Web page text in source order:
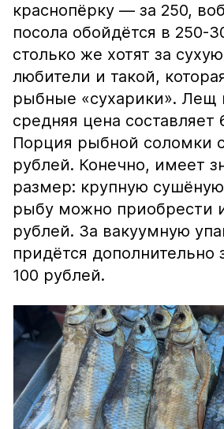
краснопёрку — за 250,
посола обойдётся в 250-
столько же хотят за
любители и такой,
рыбные «сухарики». Лещ
средняя цена составляет
Порция рыбной соломки
рублей. Конечно, имеет
размер: крупную
рыбу можно приобрести
рублей. За вакуумную
придётся дополнительно
100 рублей.